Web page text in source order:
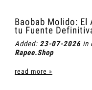
Baobab Molido:
tu Fuente
Added: 23-07-2026 in
Rapee.Shop
read more »